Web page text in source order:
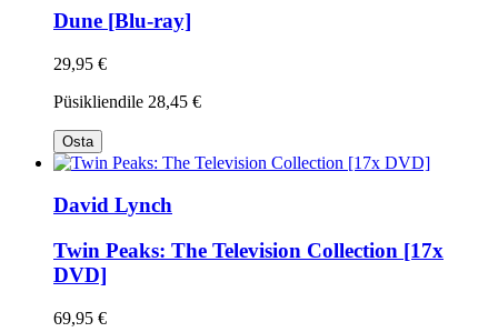
Dune [Blu-ray]
29,95 €
Püsikliendile 28,45 €
Osta
David Lynch
Twin Peaks: The Television Collection [17x
DVD]
69,95 €